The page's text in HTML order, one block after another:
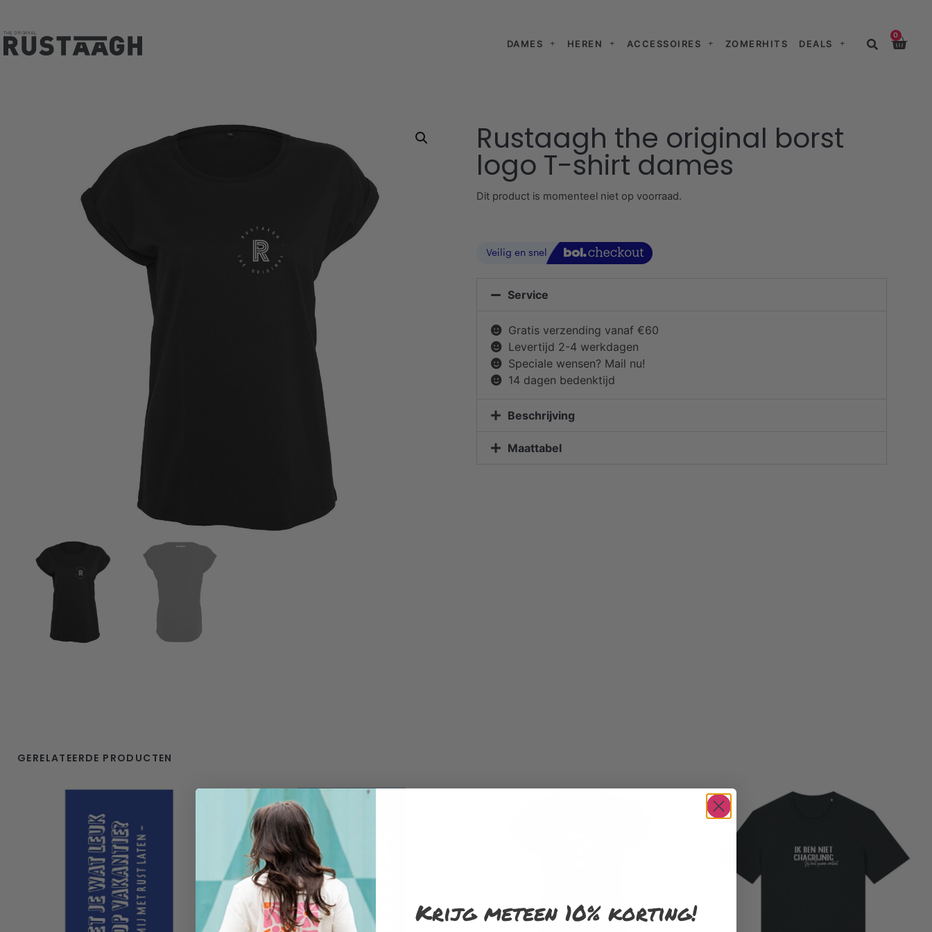
DAMES HEREN ACCESSOIRES ZOMERHITS DEALS
0
Rustaagh the original borst
logo T-shirt dames
Dit product is momenteel niet op voorraad.
Service
Gratis verzending vanaf €60
Levertijd 2-4 werkdagen
Speciale wensen? Mail nu!
14 dagen bedenktijd
Beschrijving
Maattabel
GERELATEERDE PRODUCTEN
Krijg meteen 10% korting!